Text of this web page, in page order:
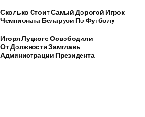
Сколько Стоит Самый Дорогой Игрок
Чемпионата Беларуси По Футболу
Игоря Луцкого Освободили
От Должности Замглавы
Администрации Президента